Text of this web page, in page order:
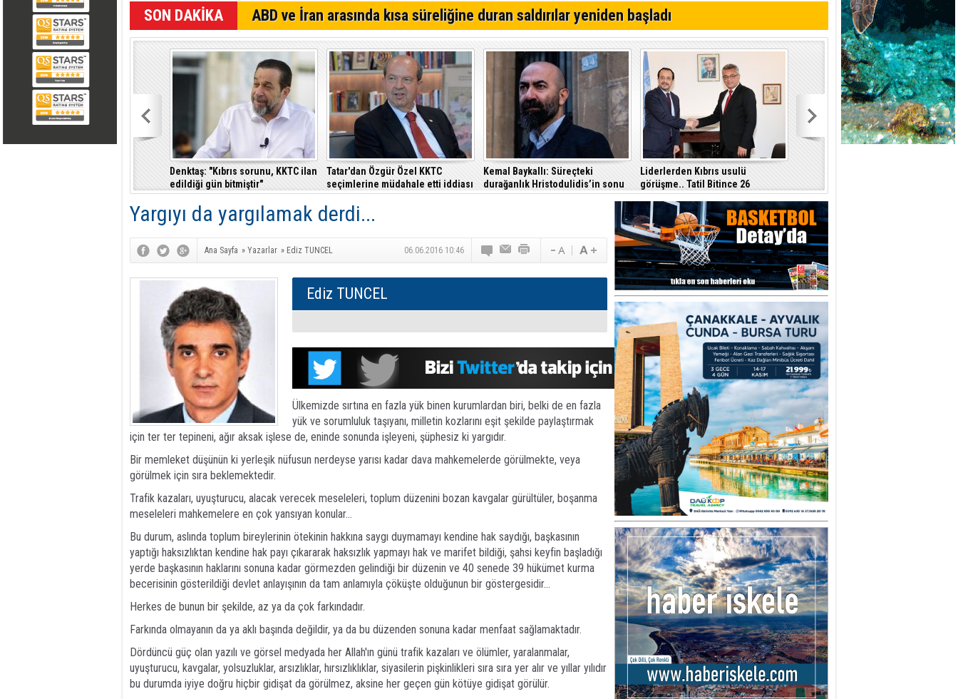
SON DAKİKA ABD ve İran arasında kısa süreliğine duran saldırılar yeniden başladı
Denktaş: "Kıbrıs sorunu, KKTC ilan
edildiği gün bitmiştir"
Tatar'dan Özgür Özel KKTC
seçimlerine müdahale etti iddiası
Kemal Baykallı: Süreçteki
durağanlık Hristodulidis’in sonu
olur
Liderlerden Kıbrıs usulü
görüşme.. Tatil Bitince 26
Ağustos'da ara bölgede
görüşecekler
Yargıyı da yargılamak derdi...
Ana Sayfa » Yazarlar » Ediz TUNCEL 06.06.2016 10:46
Ediz TUNCEL
Ülkemizde sırtına en fazla yük binen kurumlardan biri, belki de en fazla
yük ve sorumluluk taşıyanı, milletin kozlarını eşit şekilde paylaştırmak
için ter ter tepineni, ağır aksak işlese de, eninde sonunda işleyeni, şüphesiz ki yargıdır.
Bir memleket düşünün ki yerleşik nüfusun nerdeyse yarısı kadar dava mahkemelerde görülmekte, veya
görülmek için sıra beklemektedir.
Trafik kazaları, uyuşturucu, alacak verecek meseleleri, toplum düzenini bozan kavgalar gürültüler, boşanma
meseleleri mahkemelere en çok yansıyan konular...
Bu durum, aslında toplum bireylerinin ötekinin hakkına saygı duymamayı kendine hak saydığı, başkasının
yaptığı haksızlıktan kendine hak payı çıkararak haksızlık yapmayı hak ve marifet bildiği, şahsi keyfin başladığı
yerde başkasının haklarını sonuna kadar görmezden gelindiği bir düzenin ve 40 senede 39 hükümet kurma
becerisinin gösterildiği devlet anlayışının da tam anlamıyla çöküşte olduğunun bir göstergesidir...
Herkes de bunun bir şekilde, az ya da çok farkındadır.
Farkında olmayanın da ya aklı başında değildir, ya da bu düzenden sonuna kadar menfaat sağlamaktadır.
Dördüncü güç olan yazılı ve görsel medyada her Allah'ın günü trafik kazaları ve ölümler, yaralanmalar,
uyuşturucu, kavgalar, yolsuzluklar, arsızlıklar, hırsızlıklıklar, siyasilerin pişkinlikleri sıra sıra yer alır ve yıllar yılıdır
bu durumda iyiye doğru hiçbir gidişat da görülmez, aksine her geçen gün kötüye gidişat görülür.